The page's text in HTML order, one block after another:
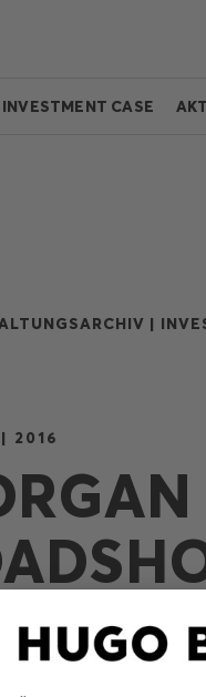
INVESTMENT CASE
|
2016